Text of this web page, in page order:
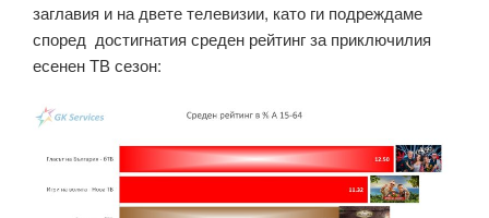
заглавия и на двете телевизии, като ги подреждаме
според достигнатия среден рейтинг за приключилия
есенен ТВ сезон: